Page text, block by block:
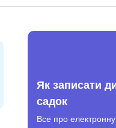
Як записати
садок
Все про електронну